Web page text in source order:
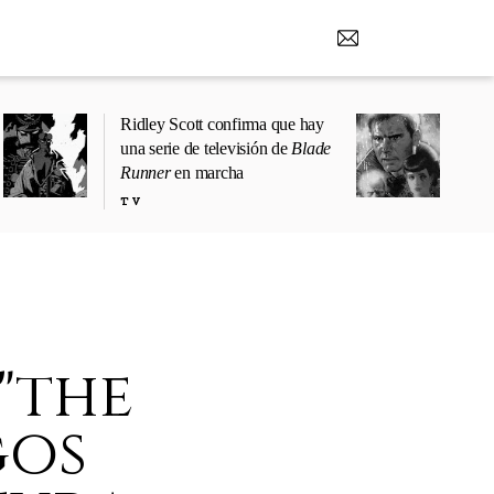
Ridley Scott confirma que hay
una serie de televisión de Blade
Runneren marcha
TV